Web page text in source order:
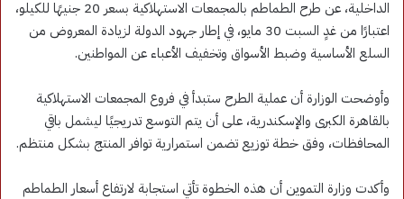
الداخلية، عن طرح الطماطم بالمجمعات الاستهلاكية بسعر 20 جنيهًا للكيلو،
اعتبارًا من غدٍ السبت 30 مايو، في إطار جهود الدولة لزيادة المعروض من
السلع الأساسية وضبط الأسواق وتخفيف الأعباء عن المواطنين.
وأوضحت الوزارة أن عملية الطرح ستبدأ في فروع المجمعات الاستهلاكية
بالقاهرة الكبرى والإسكندرية، على أن يتم التوسع تدريجيًا ليشمل باقي
المحافظات، وفق خطة توزيع تضمن استمرارية توافر المنتج بشكل منتظم.
وأكدت وزارة التموين أن هذه الخطوة تأتي استجابة لارتفاع أسعار الطماطم